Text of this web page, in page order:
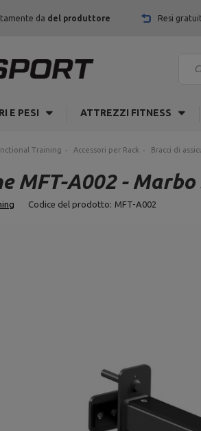
da del produttore Resi
E PESI ATTREZZI FITNESS
Training Accessori per Rack Bracci di
MFT-A002 -
Codice del prodotto: MFT-A002